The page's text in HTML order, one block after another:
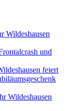
Wildeshausen
und
feiert
Wildeshausen